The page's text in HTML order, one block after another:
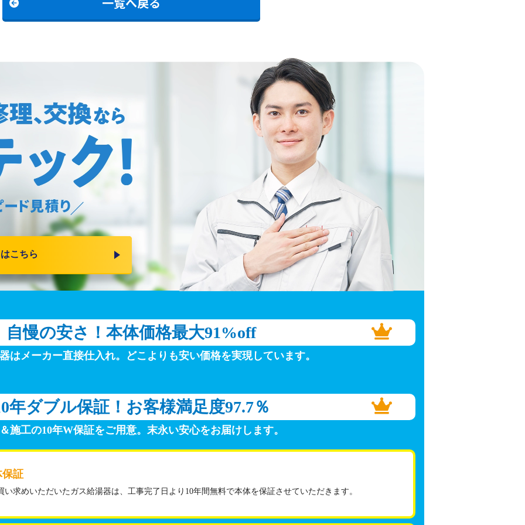
こちら
自慢の安さ！ 本体価格最大91%off
はメーカー直接仕入れ。 どこよりも安い価格を実現しています。
年ダブル保証！ お客様満足度97.7％
施工の10年W保証をご用意。 末永い安心をお届けします。
保証
い求めいただいたガス給湯器は、工事完了日より10年間無料で本体を保証させていただきます。